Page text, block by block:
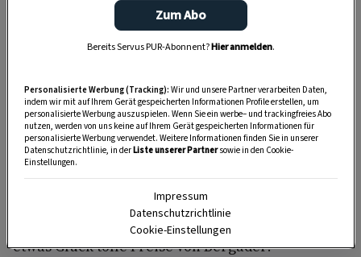
Auch wenn sich viele darin einig sind, dass jedes
Hüttengericht seinen ganz eigenen Charme hat,
oft weit auseinander. Die einen schwören auf ein
saftiges Cordon bleu, während die anderen von
knusprigen Erdäpfel-Lauch-Rösti oder einem
einfachen, aber unwiderstehlichen Raclettebrot
schwärmen. Doch welches Gericht ist für Sie der
wahre Hüttenklassiker? Verraten Sie uns Ihr
Lieblingshüttengericht und gewinnen Sie mit
etwas Glück tolle Preise von Bergader!
Zum Abo
Bereits Servus PUR-Abonnent?Hier anmelden.
Personalisierte Werbung (Tracking): Wir und unsere Partner verarbeiten Daten,
indem wir mit auf Ihrem Gerät gespeicherten Informationen Profile erstellen, um
personalisierte Werbung auszuspielen. Wenn Sie ein werbe– und trackingfreies Abo
nutzen, werden von uns keine auf Ihrem Gerät gespeicherten Informationen für
personalisierte Werbung verwendet. Weitere Informationen finden Sie in unserer
Datenschutzrichtlinie, in derListe unserer Partnersowie in den Cookie-
Einstellungen.
Impressum
Datenschutzrichtlinie
Cookie-Einstellungen